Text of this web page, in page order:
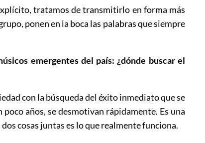
tratamos de transmitirlo en forma más
ponen en la boca las palabras que siempre
emergentes del país: ¿dónde buscar el
con la búsqueda del éxito inmediato que se
años, se desmotivan rápidamente. Es una
cosas juntas es lo que realmente funciona.